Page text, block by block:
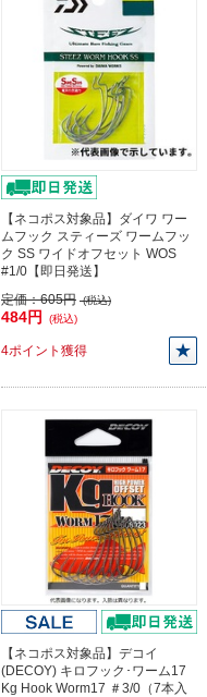
【ネコポス対象品】ダイワ ワー
ムフック スティーズ ワームフッ
ク SS ワイドオフセット WOS
#1/0【即日発送】
定価：605円 (税込)
484円 (税込)
4ポイント獲得
【ネコポス対象品】デコイ
(DECOY) キロフック･ワーム17
Kg Hook Worm17 ＃3/0（7本入